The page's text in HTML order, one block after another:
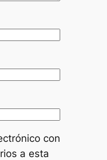
con
a esta